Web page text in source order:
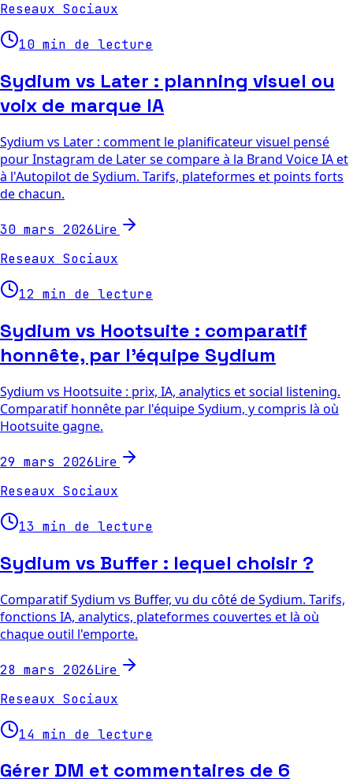
Reseaux Sociaux
10 min de lecture
Sydium vs Later : planning visuel ou
voix de marque IA
Sydium vs Later : comment le planificateur visuel pensé
pour Instagram de Later se compare à la Brand Voice IA et
à l'Autopilot de Sydium. Tarifs, plateformes et points forts
de chacun.
30 mars 2026Lire
Reseaux Sociaux
12 min de lecture
Sydium vs Hootsuite : comparatif
honnête, par l'équipe Sydium
Sydium vs Hootsuite : prix, IA, analytics et social listening.
Comparatif honnête par l'équipe Sydium, y compris là où
Hootsuite gagne.
29 mars 2026Lire
Reseaux Sociaux
13 min de lecture
Sydium vs Buffer : lequel choisir ?
Comparatif Sydium vs Buffer, vu du côté de Sydium. Tarifs,
fonctions IA, analytics, plateformes couvertes et là où
chaque outil l'emporte.
28 mars 2026Lire
Reseaux Sociaux
14 min de lecture
Gérer DM et commentaires de 6